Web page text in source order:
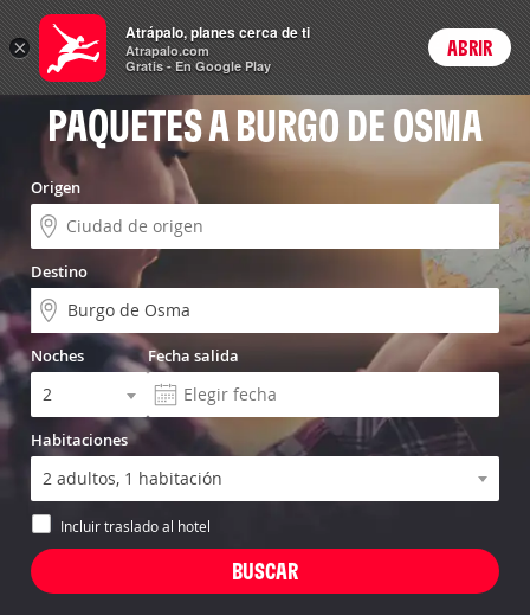
Vuelo+Hotel Login
PAQUETES A BURGO DE OSMA
Origen
Destino
Noches Fecha salida
Habitaciones
Incluir traslado al hotel
×
Atrápalo, planes cerca de ti
Atrapalo.com
Gratis - En Google Play
ABRIR